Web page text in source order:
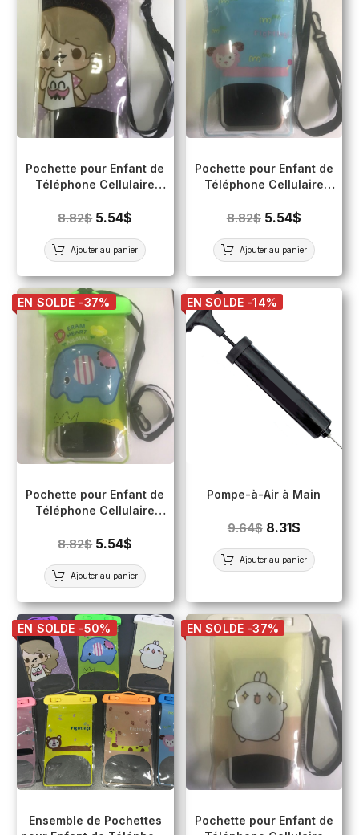
Pochette pour Enfant de
Téléphone Cellulaire
tactile) MAUVE
8.82$ 5.54$
Ajouter au panier
Pochette pour Enfant de
Téléphone Cellulaire
tactile) BLEU
8.82$ 5.54$
Ajouter au panier
EN SOLDE -37%
Pochette pour Enfant de
Téléphone Cellulaire
tactile) VERT
8.82$ 5.54$
Ajouter au panier
EN SOLDE -14%
Pompe-à-Air à Main
9.64$ 8.31$
Ajouter au panier
EN SOLDE -50%
Ensemble de Pochettes
EN SOLDE -37%
Pochette pour Enfant de
OBTENEZ 5% DE RABAIS
Abonnez-vous maintenant pour obtenir votre coupon rabais.
Vous pouvez vous désabonnez à tout moment.